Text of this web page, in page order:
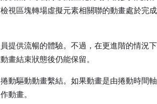
視區塊轉場虛擬元素相關聯的動畫處於完
提供流暢的體驗。不過，在更進階的情況
畫結束狀態後仍能保留。
動驅動動畫繫結。如果動畫是由捲動時間
動畫。